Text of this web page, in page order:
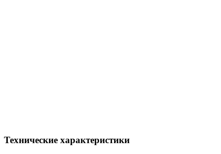
Технические характеристики